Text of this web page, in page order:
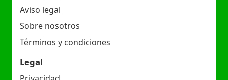
Aviso legal
Sobre nosotros
Términos y condiciones
Legal